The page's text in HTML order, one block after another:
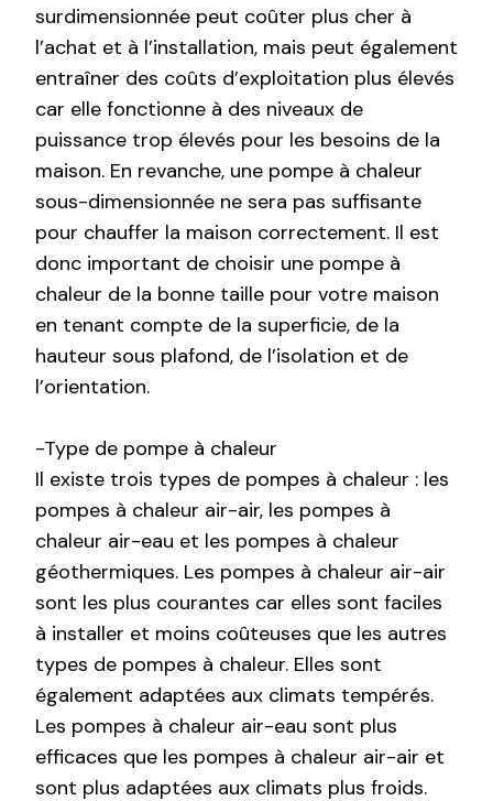
surdimensionnée peut coûter plus cher à
l’achat et à l’installation, mais peut également
entraîner des coûts d’exploitation plus élevés
car elle fonctionne à des niveaux de
puissance trop élevés pour les besoins de la
maison. En revanche, une pompe à chaleur
sous-dimensionnée ne sera pas suffisante
pour chauffer la maison correctement. Il est
donc important de choisir une pompe à
chaleur de la bonne taille pour votre maison
en tenant compte de la superficie, de la
hauteur sous plafond, de l’isolation et de
l’orientation.
-Type de pompe à chaleur
Il existe trois types de pompes à chaleur : les
pompes à chaleur air-air, les pompes à
chaleur air-eau et les pompes à chaleur
géothermiques. Les pompes à chaleur air-air
sont les plus courantes car elles sont faciles
à installer et moins coûteuses que les autres
types de pompes à chaleur. Elles sont
également adaptées aux climats tempérés.
Les pompes à chaleur air-eau sont plus
efficaces que les pompes à chaleur air-air et
sont plus adaptées aux climats plus froids.